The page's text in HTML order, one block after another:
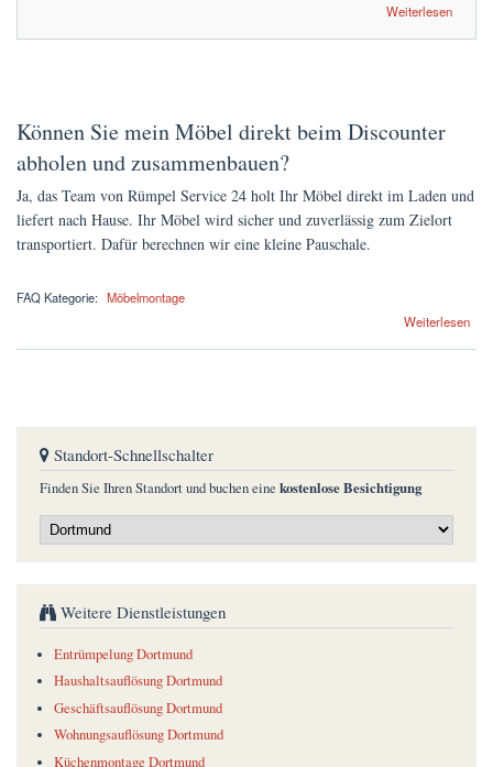
Weiterlesen
Können Sie mein Möbel direkt beim Discounter
abholen und zusammenbauen?
Ja, das Team von Rümpel Service 24 holt Ihr Möbel direkt im Laden und
liefert nach Hause. Ihr Möbel wird sicher und zuverlässig zum Zielort
transportiert. Dafür berechnen wir eine kleine Pauschale.
FAQ Kategorie: Möbelmontage
Weiterlesen
über Können Sie mein Möbel direkt beim Discounter abholen und zusammenbauen?
Standort-Schnellschalter
Finden Sie Ihren Standort und buchen eine kostenlose Besichtigung
Weitere Dienstleistungen
Entrümpelung Dortmund
Haushaltsauflösung Dortmund
Geschäftsauflösung Dortmund
Wohnungsauflösung Dortmund
Küchenmontage Dortmund